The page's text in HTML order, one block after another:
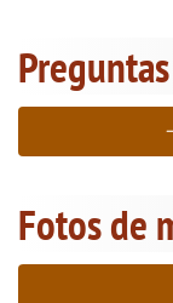
Preguntas
Fotos de